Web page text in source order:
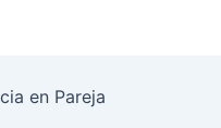
en Pareja